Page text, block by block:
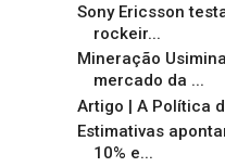
Sony Ericsson
rockeir...
Mineração
mercado da ...
Artigo | A Política
Estimativas
10% e...